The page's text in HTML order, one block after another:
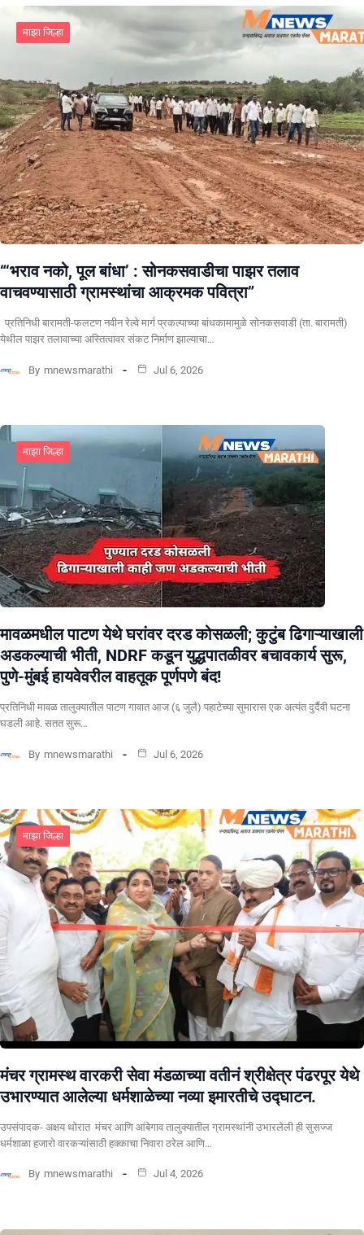
माझा जिल्हा
“‘भराव नको, पूल बांधा’ : सोनकसवाडीचा पाझर तलाव
वाचवण्यासाठी ग्रामस्थांचा आक्रमक पवित्रा”
प्रतिनिधी बारामती-फलटण नवीन रेल्वे मार्ग प्रकल्पाच्या बांधकामामुळे सोनकसवाडी (ता. बारामती)
येथील पाझर तलावाच्या अस्तित्वावर संकट निर्माण झाल्याचा…
By mnewsmarathi Jul 6, 2026
माझा जिल्हा
मावळमधील पाटण येथे घरांवर दरड कोसळली; कुटुंब ढिगाऱ्याखाली
अडकल्याची भीती, NDRF कडून युद्धपातळीवर बचावकार्य सुरू,
पुणे-मुंबई हायवेवरील वाहतूक पूर्णपणे बंद!
​प्रतिनिधी मावळ तालुक्यातील पाटण गावात आज (६ जुलै) पहाटेच्या सुमारास एक अत्यंत दुर्दैवी घटना
घडली आहे. सतत सुरू…
By mnewsmarathi Jul 6, 2026
माझा जिल्हा
मंचर ग्रामस्थ वारकरी सेवा मंडळाच्या वतीनं श्रीक्षेत्र पंढरपूर येथे
उभारण्यात आलेल्या धर्मशाळेच्या नव्या इमारतीचे उद्घाटन.
उपसंपादक- अक्षय थोरात मंचर आणि आंबेगाव तालुक्यातील ग्रामस्थांनी उभारलेली ही सुसज्ज
धर्मशाळा हजारो वारकऱ्यांसाठी हक्काचा निवारा ठरेल आणि…
By mnewsmarathi Jul 4, 2026